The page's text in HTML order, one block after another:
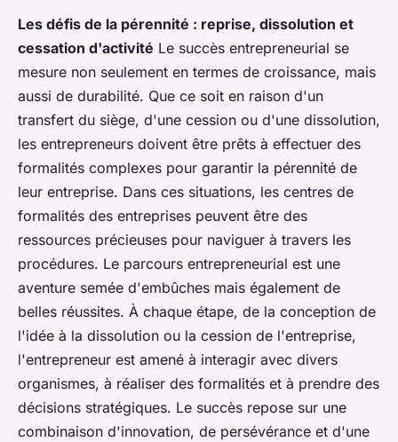
Les défis de la pérennité : reprise, dissolution et
cessation d'activité Le succès entrepreneurial se
mesure non seulement en termes de croissance, mais
aussi de durabilité. Que ce soit en raison d'un
transfert du siège, d'une cession ou d'une dissolution,
les entrepreneurs doivent être prêts à effectuer des
formalités complexes pour garantir la pérennité de
leur entreprise. Dans ces situations, les centres de
formalités des entreprises peuvent être des
ressources précieuses pour naviguer à travers les
procédures. Le parcours entrepreneurial est une
aventure semée d'embûches mais également de
belles réussites. À chaque étape, de la conception de
l'idée à la dissolution ou la cession de l'entreprise,
l'entrepreneur est amené à interagir avec divers
organismes, à réaliser des formalités et à prendre des
décisions stratégiques. Le succès repose sur une
combinaison d'innovation, de persévérance et d'une